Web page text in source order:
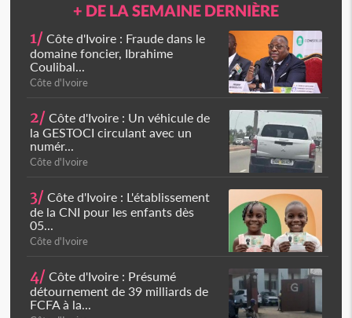
+ DE LA SEMAINE DERNIÈRE
1/ Côte d'Ivoire : Fraude dans le
domaine foncier, Ibrahime
Coulibal...
Côte d'Ivoire
2/ Côte d'Ivoire : Un véhicule de
la GESTOCI circulant avec un
numér...
Côte d'Ivoire
3/ Côte d'Ivoire : L'établissement
de la CNI pour les enfants dès
05...
Côte d'Ivoire
4/ Côte d'Ivoire : Présumé
détournement de 39 milliards de
FCFA à la...